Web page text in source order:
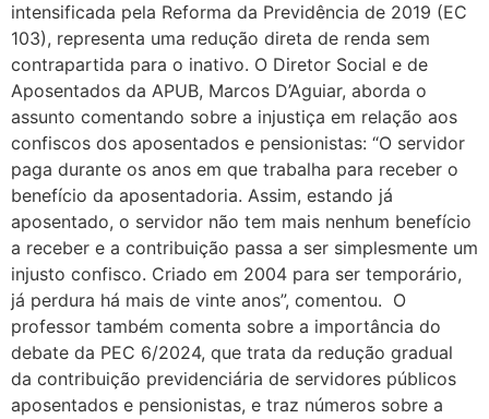
intensificada pela Reforma da Previdência de 2019 (EC
103), representa uma redução direta de renda sem
contrapartida para o inativo. O Diretor Social e de
Aposentados da APUB, Marcos D’Aguiar, aborda o
assunto comentando sobre a injustiça em relação aos
confiscos dos aposentados e pensionistas: “O servidor
paga durante os anos em que trabalha para receber o
benefício da aposentadoria. Assim, estando já
aposentado, o servidor não tem mais nenhum benefício
a receber e a contribuição passa a ser simplesmente um
injusto confisco. Criado em 2004 para ser temporário,
já perdura há mais de vinte anos”, comentou. O
professor também comenta sobre a importância do
debate da PEC 6/2024, que trata da redução gradual
da contribuição previdenciária de servidores públicos
aposentados e pensionistas, e traz números sobre a